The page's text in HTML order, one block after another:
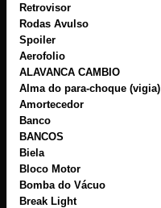
Retrovisor
Rodas Avulso
Spoiler
Aerofolio
ALAVANCA CAMBIO
Alma do para-choque (vigia)
Amortecedor
Banco
BANCOS
Biela
Bloco Motor
Bomba do Vácuo
Break Light